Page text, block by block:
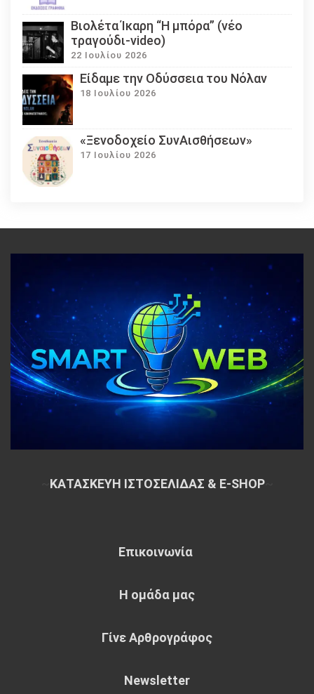
Βιολέτα Ίκαρη “Η μπόρα” (νέο
τραγούδι-video)
22 Ιουλίου 2026
Eίδαμε την Οδύσσεια του Νόλαν
18 Ιουλίου 2026
«Ξενοδοχείο ΣυνΑισθήσεων»
17 Ιουλίου 2026
ΚΑΤΑΣΚΕΥΗ ΙΣΤΟΣΕΛΙΔΑΣ & E-SHOP~
Επικοινωνία
Η ομάδα μας
Γίνε Αρθρογράφος
Newsletter